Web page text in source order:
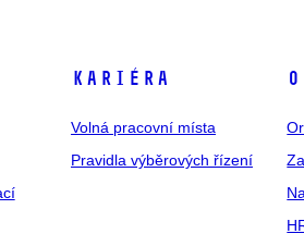
Kariéra
Volná pracovní místa
Pravidla výběrových řízení